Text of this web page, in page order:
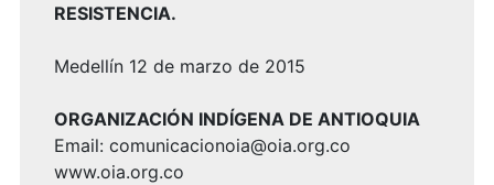
RESISTENCIA.
Medellín 12 de marzo de 2015
ORGANIZACIÓN INDÍGENA DE ANTIOQUIA
Email: comunicacionoia@oia.org.co
www.oia.org.co